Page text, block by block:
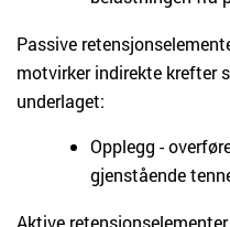
Passive
motvirker indirekte krefter
underlaget:
Opplegg -
gjenstående
Aktive